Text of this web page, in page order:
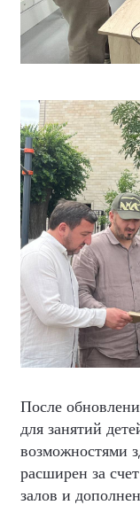
После
для занятий
возможностями
расширен за
залов и